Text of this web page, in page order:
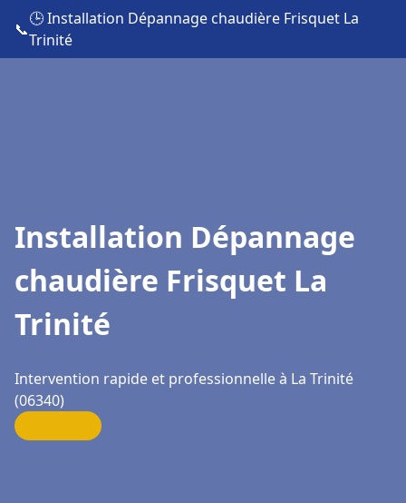
📞
🕒 Installation Dépannage chaudière Frisquet La
Trinité
Installation Dépannage
chaudière Frisquet La
Trinité
Intervention rapide et professionnelle à La Trinité
(06340)